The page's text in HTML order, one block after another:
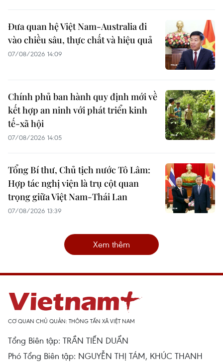
Đưa quan hệ Việt Nam-Australia đi
vào chiều sâu, thực chất và hiệu quả
07/08/2026 14:09
Chính phủ ban hành quy định mới về
kết hợp an ninh với phát triển kinh
tế-xã hội
07/08/2026 14:05
Tổng Bí thư, Chủ tịch nước Tô Lâm:
Hợp tác nghị viện là trụ cột quan
trọng giữa Việt Nam-Thái Lan
07/08/2026 13:39
Xem thêm
CƠ QUAN CHỦ QUẢN: THÔNG TẤN XÃ VIỆT NAM
Tổng Biên tập: TRẦN TIẾN DUẨN
Phó Tổng Biên tập: NGUYỄN THỊ TÁM, KHÚC THANH